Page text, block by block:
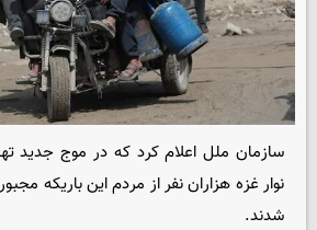
سازمان ملل اعلام کرد که در موج جدید
نوار غزه هزاران نفر از مردم این باریکه
شدند.